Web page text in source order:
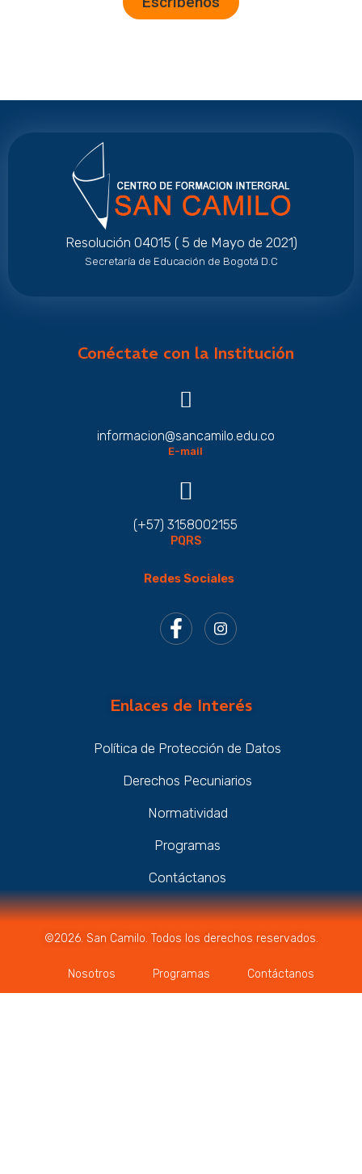
Resolución 04015 ( 5 de Mayo de 2021)
Secretaría de Educación de Bogotá D.C
Conéctate con la Institución
informacion@sancamilo.edu.co
E-mail
(+57) 3158002155
PQRS
Redes Sociales
Enlaces de Interés
Política de Protección de Datos
Derechos Pecuniarios
Normatividad
Programas
Contáctanos
©2026. San Camilo. Todos los derechos reservados.
Nosotros Programas Contáctanos